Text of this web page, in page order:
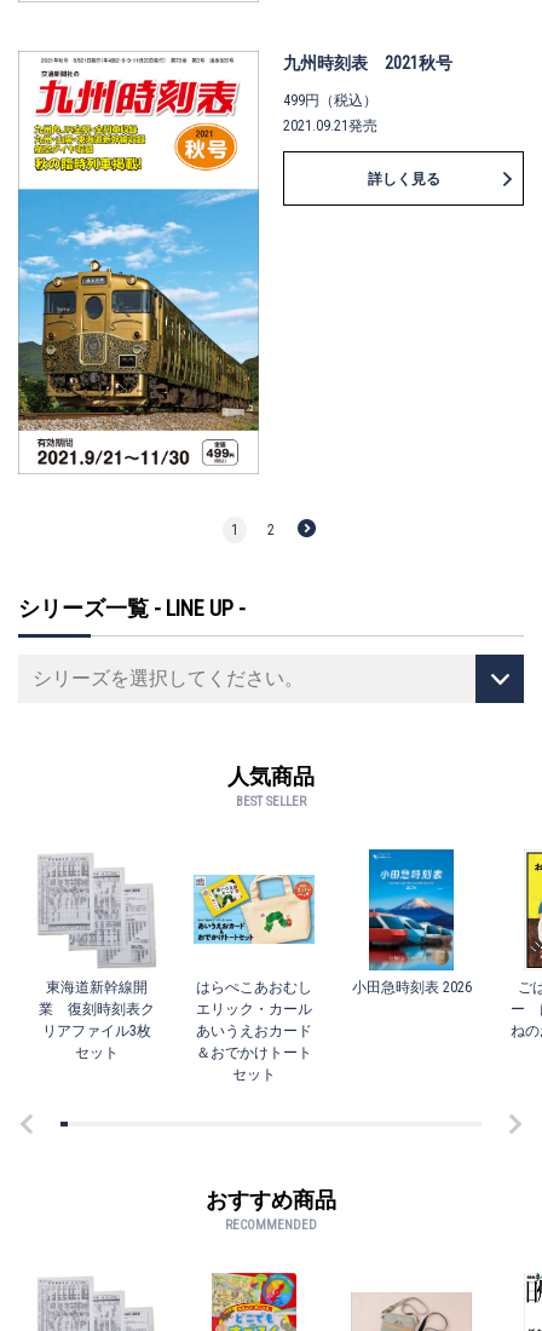
九州時刻表 2021秋号
499円（税込）
2021.09.21発売
詳しく見る
1 2
シリーズ一覧 - LINE UP -
人気商品
BEST SELLER
東海道新幹線開
業 復刻時刻表ク
リアファイル3枚
セット
はらぺこあおむし
エリック・カール
あいうえおカード
＆おでかけトート
セット
小田急時刻表 2026
ご
ー
ね
おすすめ商品
RECOMMENDED